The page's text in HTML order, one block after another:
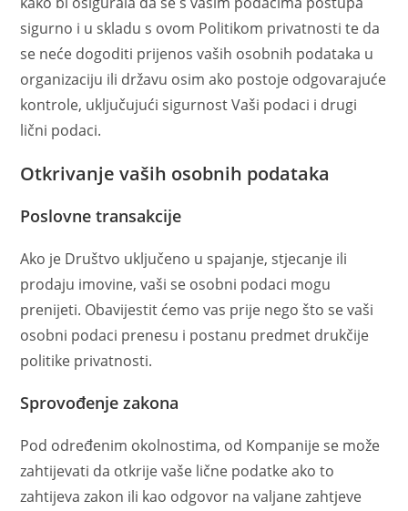
sigurno i u skladu s ovom Politikom privatnosti te da
se neće dogoditi prijenos vaših osobnih podataka u
organizaciju ili državu osim ako postoje odgovarajuće
kontrole, uključujući sigurnost Vaši podaci i drugi
lični podaci.
Otkrivanje vaših osobnih podataka
Poslovne transakcije
Ako je Društvo uključeno u spajanje, stjecanje ili
prodaju imovine, vaši se osobni podaci mogu
prenijeti. Obavijestit ćemo vas prije nego što se vaši
osobni podaci prenesu i postanu predmet drukčije
politike privatnosti.
Sprovođenje zakona
Pod određenim okolnostima, od Kompanije se može
zahtijevati da otkrije vaše lične podatke ako to
zahtijeva zakon ili kao odgovor na valjane zahtjeve